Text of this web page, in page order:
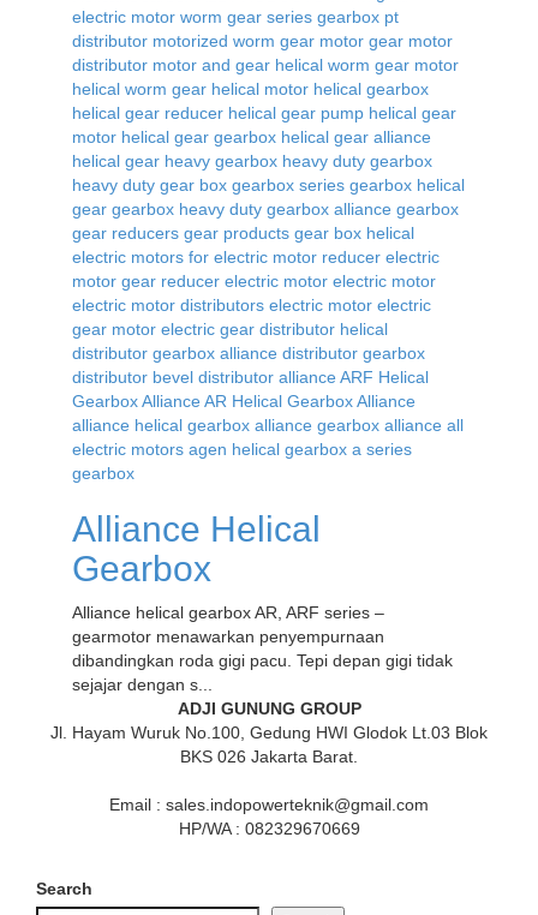
Alliance Helical
Gearbox
Alliance helical gearbox AR, ARF series –
gearmotor menawarkan penyempurnaan
dibandingkan roda gigi pacu. Tepi depan gigi tidak
sejajar dengan s...
ADJI GUNUNG GROUP
Jl. Hayam Wuruk No.100, Gedung HWI Glodok Lt.03 Blok
BKS 026 Jakarta Barat.
Email : sales.indopowerteknik@gmail.com
HP/WA : 082329670669
Search